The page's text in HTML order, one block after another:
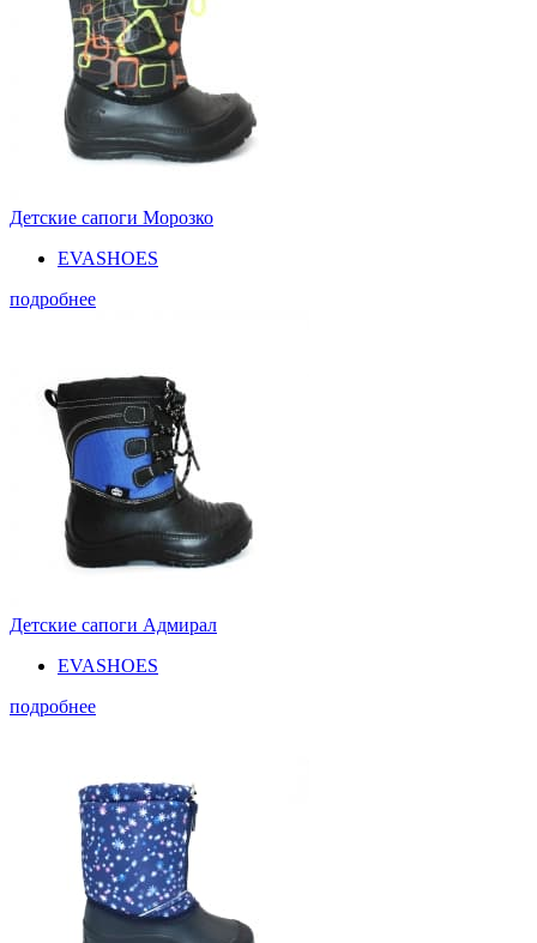
Детские сапоги Морозко
EVASHOES
подробнее
Детские сапоги Адмирал
EVASHOES
подробнее